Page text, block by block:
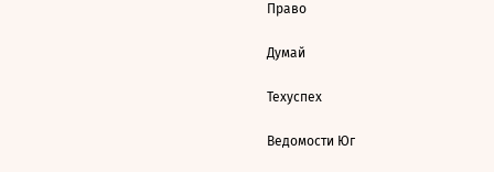
Право
Думай
Техуспех
Ведомости Юг